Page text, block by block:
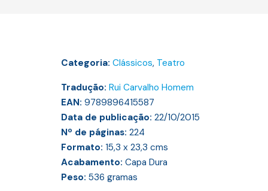
Categoria: Clássicos, Teatro
Tradução: Rui Carvalho Homem
EAN: 9789896415587
Data de publicação: 22/10/2015
Nº de páginas: 224
Formato: 15,3 x 23,3 cms
Acabamento: Capa Dura
Peso: 536 gramas